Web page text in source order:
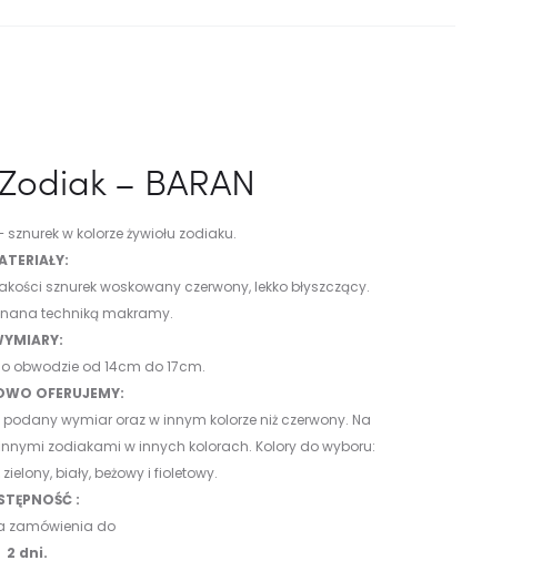
– BARAN
sznurek w kolorze żywiołu zodiaku.
sznurek woskowany czerwony, lekko błyszczący.
techniką makramy.
obwodzie od 14cm do 17cm.
OFERUJEMY:
wymiar oraz w innym kolorze niż czerwony. Na
zodiakami w innych kolorach. Kolory do wyboru:
biały, beżowy i fioletowy.
:
zamówienia do
2 dni.